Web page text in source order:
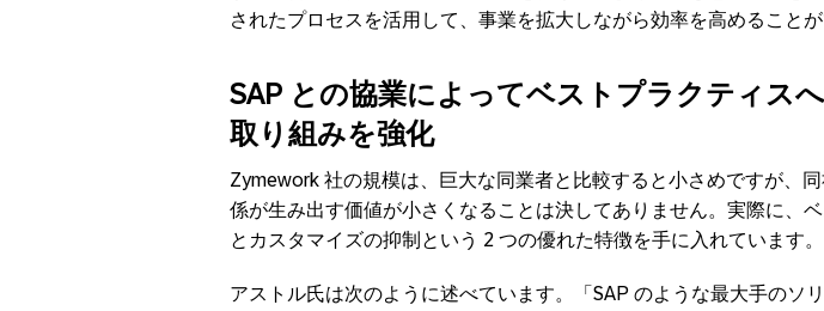
されたプロセスを活用して、事業を拡大しながら効率を高めることが
SAP との協業によってベストプラクティス
取り組みを強化
Zymework 社の規模は、巨大な同業者と比較すると小さめですが、同
係が生み出す価値が小さくなることは決してありません。実際に、
とカスタマイズの抑制という 2 つの優れた特徴を手に入れています。
アストル氏は次のように述べています。「SAP のような最大手のソ